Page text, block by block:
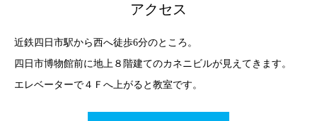
アクセス
近鉄四日市駅から西へ徒歩6分のところ。
四日市博物館前に地上８階建てのカネニビルが見えてきます。
エレベーターで４Ｆへ上がると教室です。